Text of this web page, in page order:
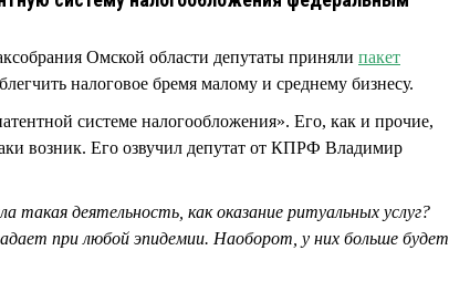
Омской области депутаты приняли пакет
налоговое бремя малому и среднему бизнесу.
системе налогообложения». Его, как и прочие,
возник. Его озвучил депутат от КПРФ Владимир
такая деятельность, как оказание ритуальных услуг?
при любой эпидемии. Наоборот, у них больше будет